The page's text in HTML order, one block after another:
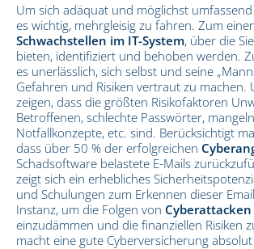
Um sich adäquat und möglichst
es wichtig, mehrgleisig zu fahren. Zum
Schwachstellen im IT-System, über die
bieten, identifiziert und behoben werden.
es unerlässlich, sich selbst und seine
Gefahren und Risiken vertraut zu machen.
zeigen, dass die größten Risikofaktoren
Betroffenen, schlechte Passwörter,
Notfallkonzepte, etc. sind. Berücksichtigt
dass über 50 % der erfolgreichen
Schadsoftware belastete E-Mails
zeigt sich ein erhebliches
und Schulungen zum Erkennen dieser
Instanz, um die Folgen von Cyberattacken
einzudämmen und die finanziellen Risiken
macht eine gute Cyberversicherung absolut